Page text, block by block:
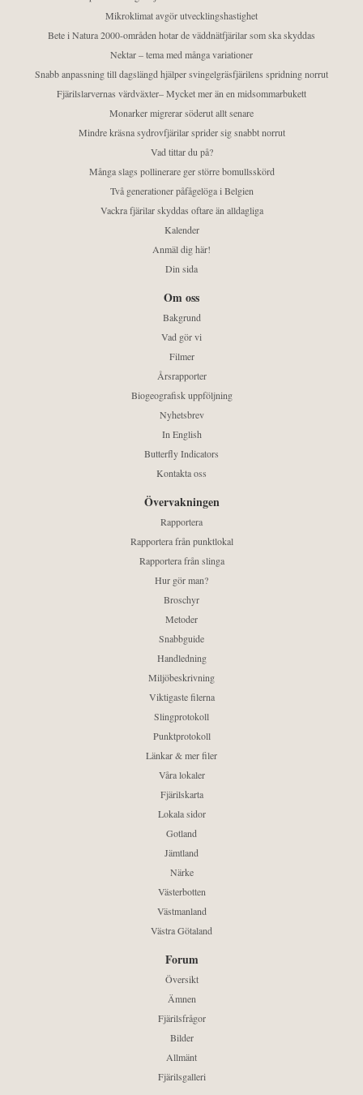
Mikroklimat avgör utvecklingshastighet
Bete i Natura 2000-områden hotar de väddnätfjärilar som ska skyddas
Nektar – tema med många variationer
Snabb anpassning till dagslängd hjälper svingelgräsfjärilens spridning norrut
Fjärilslarvernas värdväxter– Mycket mer än en midsommarbukett
Monarker migrerar söderut allt senare
Mindre kräsna sydrovfjärilar sprider sig snabbt norrut
Vad tittar du på?
Många slags pollinerare ger större bomullsskörd
Två generationer påfågelöga i Belgien
Vackra fjärilar skyddas oftare än alldagliga
Kalender
Anmäl dig här!
Din sida
Om oss
Bakgrund
Vad gör vi
Filmer
Årsrapporter
Biogeografisk uppföljning
Nyhetsbrev
In English
Butterfly Indicators
Kontakta oss
Övervakningen
Rapportera
Rapportera från punktlokal
Rapportera från slinga
Hur gör man?
Broschyr
Metoder
Snabbguide
Handledning
Miljöbeskrivning
Viktigaste filerna
Slingprotokoll
Punktprotokoll
Länkar & mer filer
Våra lokaler
Fjärilskarta
Lokala sidor
Gotland
Jämtland
Närke
Västerbotten
Västmanland
Västra Götaland
Forum
Översikt
Ämnen
Fjärilsfrågor
Bilder
Allmänt
Fjärilsgalleri